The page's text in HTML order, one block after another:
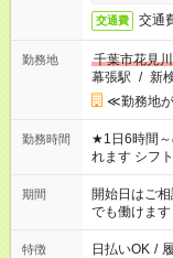
交通費 交通
勤務地
千葉市花見
幕張駅 / 新
≪勤務地
勤務時間
★1日6時間～の時短シフト
れます シフ
18：00 11：00～20：00
合わせ週40
週20時間以
派遣法（日
業はご案内
期間
開始日はご
でも働けます
特徴 日払いOK /